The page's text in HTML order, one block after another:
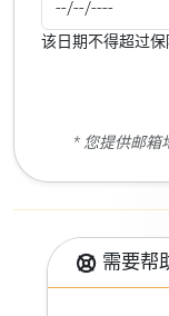
该日期不得超过
* 您提供邮箱
需要帮